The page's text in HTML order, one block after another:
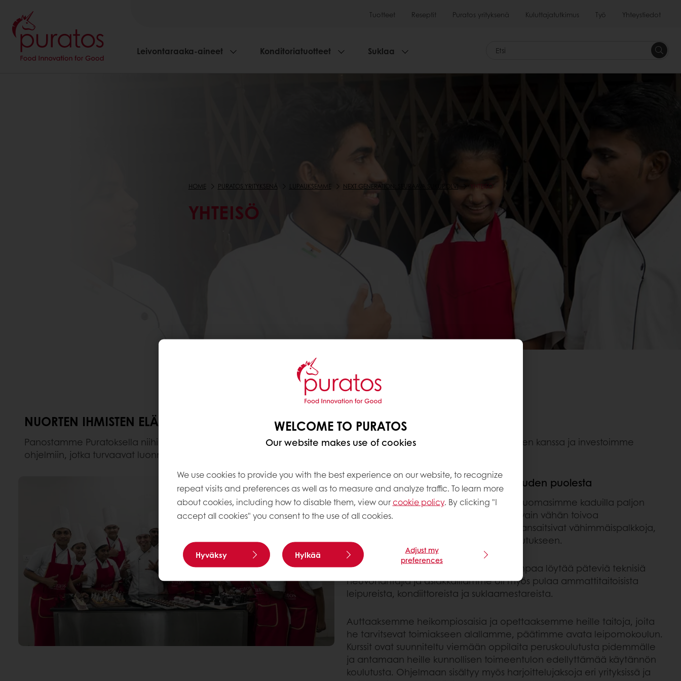
Tuotteet Reseptit Puratos yrityksenä Kuluttajatutkimus Työ Yhteystiedot
Leivontaraaka-aineet Konditoriatuotteet Suklaa
HOME PURATOS YRITYKSENÄ LUPAUKSEMME NEXT GENERATION: SEURAAVA SUKUPOLVI YHTEISÖ
YHTEISÖ
NUORTEN IHMISTEN ELÄMÄNLAADUN PARANTAMINEN
Panostamme Puratoksella niihin maihin, joissa toimimme. Jaamme osaamistamme heikoimmassa asemassa olevien kanssa ja investoimme
ohjelmiin, jotka turvaavat luonnon monimuotoisuutta ja parantavat paikallisten ihmisten elinoloja.
Leipomokoulut paremman tulevaisuuden puolesta
Kun Puratos aloitti toimintansa Intiassa, huomasimme kaduilla paljon
lapsia. He olivat nuoria, mutta heillä oli vain vähän toivoa
tulevaisuudesta. Heidän vanhempansa ansaitsivat vähimmäispalkkoja,
eivätkä voineet investoida lastensa koulutukseen.
Samaan aikaan meidän oli yhä vaikeampaa löytää päteviä teknisiä
neuvonantajia ja asiakkaillamme oli myös pulaa ammattitaitoisista
leipureista, kondiittoreista ja suklaamestareista.
Auttaaksemme heikompiosaisia ja opettaaksemme heille taitoja, joita
he tarvitsevat toimiakseen alallamme, päätimme avata leipomokoulun.
Kurssit ovat suunniteltu viemään oppilaita peruskoulutusta pidemmälle
ja antamaan heille kunnollisen toimeentulon edellyttämää käytännön
koulutusta. Ohjelmaan sisältyy myös harjoittelujaksoja eri yrityksissä ja
WELCOME TO PURATOS
Our website makes use of cookies
We use cookies to provide you with the best experience on our website, to recognize
repeat visits and preferences as well as to measure and analyze traffic. To learn more
about cookies, including how to disable them, view ourcookie policy. By clicking "I
accept all cookies" you consent to the use of all cookies.
Hyväksy Hylkää
Adjust my
preferences